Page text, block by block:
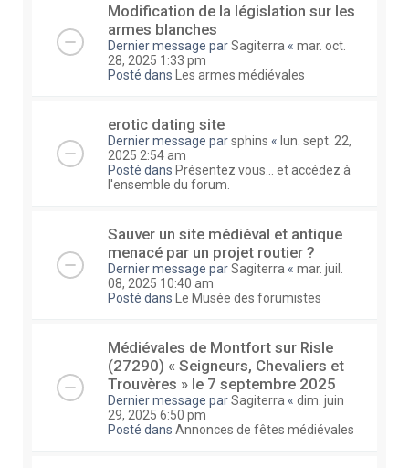
Modification de la législation sur les
armes blanches
Dernier message parSagiterra « mar. oct.
28, 2025 1:33 pm
Posté dans
Les armes médiévales
erotic dating site
Dernier message parsphins « lun. sept. 22,
2025 2:54 am
Posté dans Présentez vous... et accédez à
l'ensemble du forum.
Sauver un site médiéval et antique
menacé par un projet routier ?
Dernier message parSagiterra « mar. juil.
08, 2025 10:40 am
Posté dans
Le Musée des forumistes
Médiévales de Montfort sur Risle
(27290) « Seigneurs, Chevaliers et
Trouvères » le 7 septembre 2025
Dernier message parSagiterra « dim. juin
29, 2025 6:50 pm
Posté dans Annonces de fêtes médiévales